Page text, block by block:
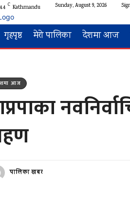
C Kathmandu Sunday, August 9, 2026
गृहपृष्ठ मेरो पालिका देशमा आज
आज
पालिका खबर